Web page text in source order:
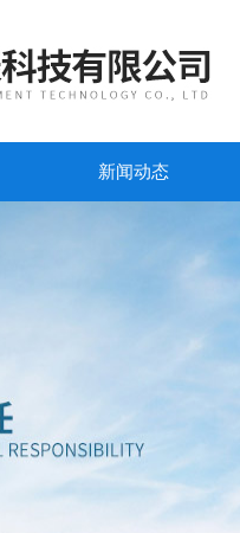
新闻动态